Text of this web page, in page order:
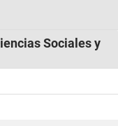
Sociales y